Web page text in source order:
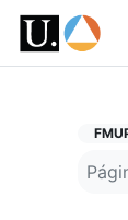
Ir para o